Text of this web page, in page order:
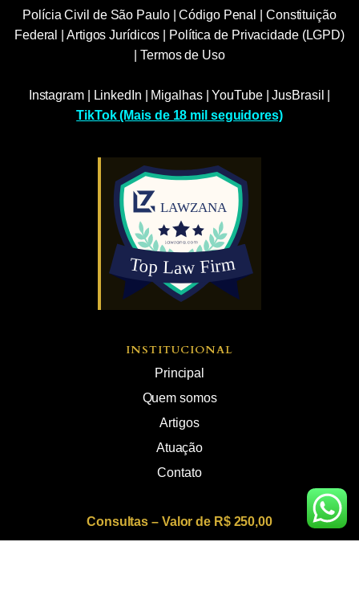
Polícia Civil de São Paulo|Código Penal
Constituição
Federal
Artigos Jurídicos
Política de Privacidade (LGPD)
|Termos de Uso
Instagram| LinkedIn Migalhas|YouTube|JusBrasil
TikTok (Mais de 18 mil seguidores)
INSTITUCIONAL
Principal
Quem somos
Artigos
Atuação
Contato
Consultas – Valor de R$ 250,00